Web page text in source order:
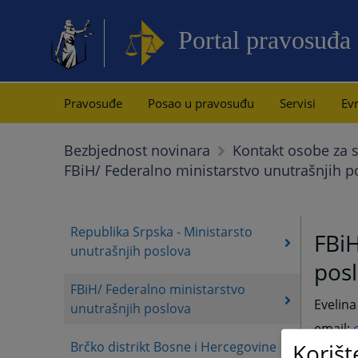
Portal
Pravosuđe Posao u pravosuđu Servisi
Bezbjednost novinara
Kontakt osobe za
FBiH/ Federalno ministarstvo unutrašnjih
Republika Srpska - Ministarsto
unutrašnjih poslova
FBiH/ Federalno ministarstvo
unutrašnjih poslova
Brčko distrikt Bosne i Hercegovine
email:
mob: